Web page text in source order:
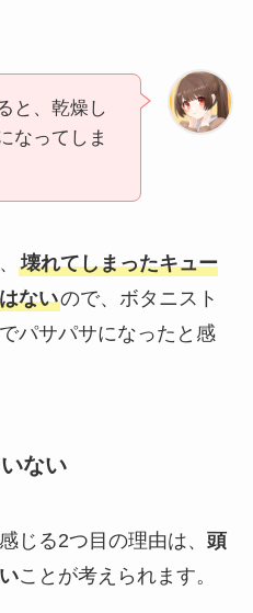
と、乾燥し
なってしま
壊れてしまったキュー
ないので、ボタニスト
パサパサになったと感
ない
じる2つ目の理由は、 頭
ことが考えられます。